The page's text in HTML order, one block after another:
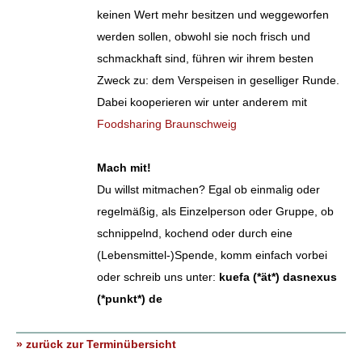
keinen Wert mehr besitzen und weggeworfen
werden sollen, obwohl sie noch frisch und
schmackhaft sind, führen wir ihrem besten
Zweck zu: dem Verspeisen in geselliger Runde.
Dabei kooperieren wir unter anderem mit
Foodsharing Braunschweig
Mach mit!
Du willst mitmachen? Egal ob einmalig oder
regelmäßig, als Einzelperson oder Gruppe, ob
schnippelnd, kochend oder durch eine
(Lebensmittel-)Spende, komm einfach vorbei
oder schreib uns unter: kuefa (*ät*) dasnexus
(*punkt*) de
» zurück zur Terminübersicht